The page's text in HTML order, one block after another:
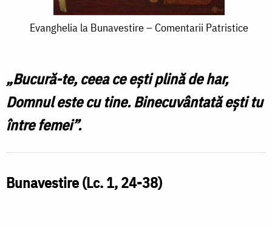
Evanghelia
Bunavestire
–
Comentarii
Patristice
Evanghelia la Bunavestire – Comentarii Patristice
„Bucură-te, ceea ce eşti plină de har,
Domnul este cu tine. Binecuvântată eşti tu
între femei”.
Bunavestire (Lc. 1, 24-38)